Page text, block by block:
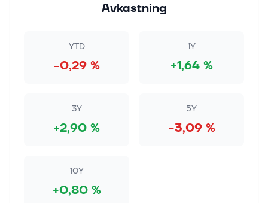
Avkastning
YTD
−0,29 %
1Y
+1,64 %
3Y
+2,90 %
5Y
−3,09 %
10Y
+0,80 %